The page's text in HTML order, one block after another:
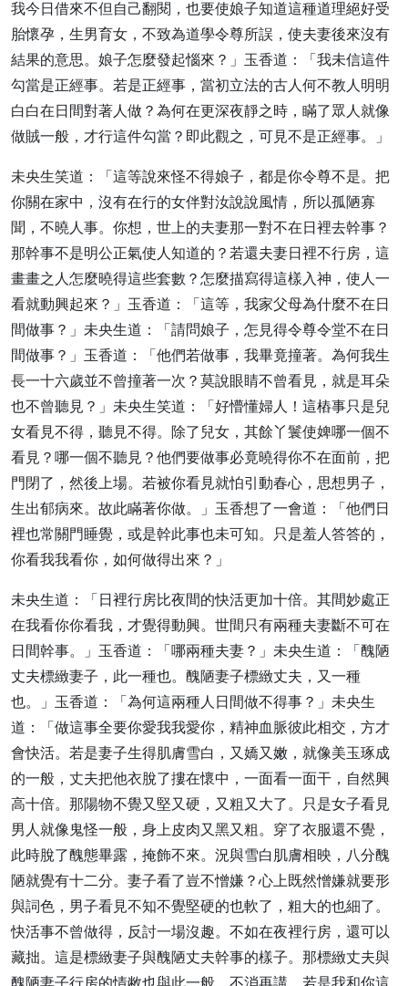
我今日借來不但自己翻閱，也要使娘子知道這種道理絕好受
胎懷孕，生男育女，不致為道學令尊所誤，使夫妻後來沒有
結果的意思。娘子怎麼發起惱來？」玉香道：「我未信這件
勾當是正經事。若是正經事，當初立法的古人何不教人明明
白白在日間對著人做？為何在更深夜靜之時，瞞了眾人就像
做賊一般，才行這件勾當？即此觀之，可見不是正經事。」
未央生笑道：「這等說來怪不得娘子，都是你令尊不是。把
你關在家中，沒有在行的女伴對汝說說風情，所以孤陋寡
聞，不曉人事。你想，世上的夫妻那一對不在日裡去幹事？
那幹事不是明公正氣使人知道的？若還夫妻日裡不行房，這
畫畫之人怎麼曉得這些套數？怎麼描寫得這樣入神，使人一
看就動興起來？」玉香道：「這等，我家父母為什麼不在日
間做事？」未央生道：「請問娘子，怎見得令尊令堂不在日
間做事？」玉香道：「他們若做事，我畢竟撞著。為何我生
長一十六歲並不曾撞著一次？莫說眼睛不曾看見，就是耳朵
也不曾聽見？」未央生笑道：「好懵懂婦人！這樁事只是兒
女看見不得，聽見不得。除了兒女，其餘丫鬟使婢哪一個不
看見？哪一個不聽見？他們要做事必竟曉得你不在面前，把
門閉了，然後上場。若被你看見就怕引動春心，思想男子，
生出郁病來。故此瞞著你做。」玉香想了一會道：「他們日
裡也常關門睡覺，或是幹此事也未可知。只是羞人答答的，
你看我我看你，如何做得出來？」
未央生道：「日裡行房比夜間的快活更加十倍。其間妙處正
在我看你你看我，才覺得動興。世間只有兩種夫妻斷不可在
日間幹事。」玉香道：「哪兩種夫妻？」未央生道：「醜陋
丈夫標緻妻子，此一種也。醜陋妻子標緻丈夫，又一種
也。」玉香道：「為何這兩種人日間做不得事？」未央生
道：「做這事全要你愛我我愛你，精神血脈彼此相交，方才
會快活。若是妻子生得肌膚雪白，又嬌又嫩，就像美玉琢成
的一般，丈夫把他衣脫了摟在懷中，一面看一面干，自然興
高十倍。那陽物不覺又堅又硬，又粗又大了。只是女子看見
男人就像鬼怪一般，身上皮肉又黑又粗。穿了衣服還不覺，
此時脫了醜態畢露，掩飾不來。況與雪白肌膚相映，八分醜
陋就覺有十二分。妻子看了豈不憎嫌？心上既然憎嫌就要形
與詞色，男子看見不知不覺堅硬的也軟了，粗大的也細了。
快活事不曾做得，反討一場沒趣。不如在夜裡行房，還可以
藏拙。這是標緻妻子與醜陋丈夫幹事的樣子。那標緻丈夫與
醜陋妻子行房的情敝也與此一般，不消再講。若是我和你這